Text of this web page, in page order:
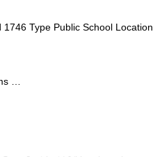
Type Public School Location
…